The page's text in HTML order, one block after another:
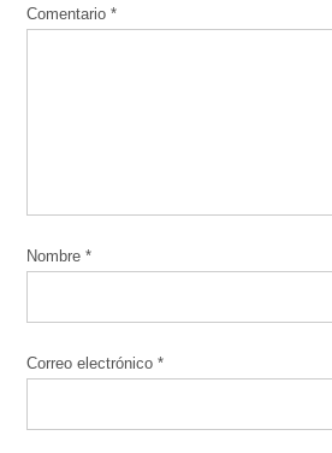
Comentario*
Nombre*
Correo electrónico*